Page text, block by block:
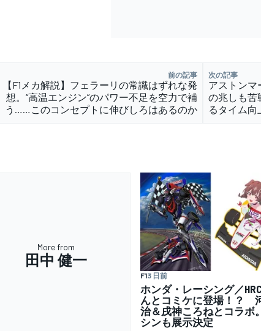
前の記事
【F1メカ解説】フェラーリの常識はずれな発
想。“高温エンジン”のパワー不足を空力で補
う……このコンセプトに伸びしろはあるのか
次の記事
アストンマ
の兆しも苦
るタイム向
More from
田中 健一
F13 日前
ホンダ・レーシング／
んとコミケに登場！？
治＆戌神ころねとコラボ
シンも展示決定